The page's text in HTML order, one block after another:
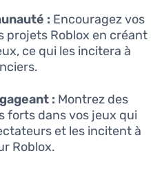
: Encouragez vos
projets Roblox en créant
ce qui les incitera à
: Montrez des
forts dans vos jeux qui
et les incitent à
Roblox.